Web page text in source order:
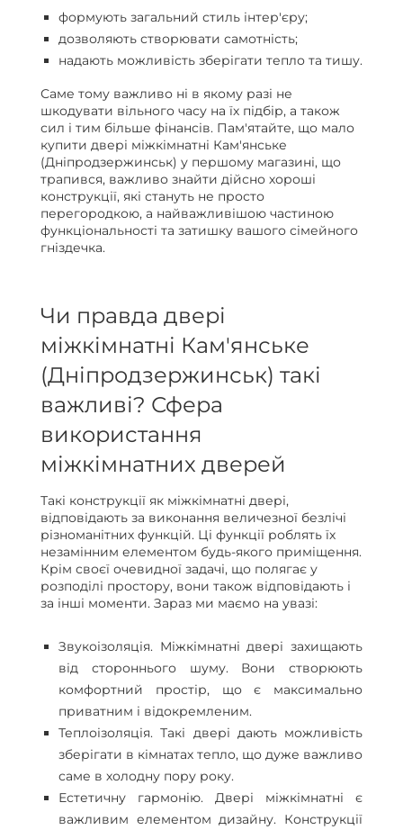
формують загальний стиль інтер'єру;
дозволяють створювати самотність;
надають можливість зберігати тепло та тишу.
Саме тому важливо ні в якому разі не
шкодувати вільного часу на їх підбір, а також
сил і тим більше фінансів. Пам'ятайте, що мало
купити двері міжкімнатні Кам'янське
(Дніпродзержинськ) у першому магазині, що
трапився, важливо знайти дійсно хороші
конструкції, які стануть не просто
перегородкою, а найважливішою частиною
функціональності та затишку вашого сімейного
гніздечка.
Чи правда двері
міжкімнатні Кам'янське
(Дніпродзержинськ) такі
важливі? Сфера
використання
міжкімнатних дверей
Такі конструкції як міжкімнатні двері,
відповідають за виконання величезної безлічі
різноманітних функцій. Ці функції роблять їх
незамінним елементом будь-якого приміщення.
Крім своєї очевидної задачі, що полягає у
розподілі простору, вони також відповідають і
за інші моменти. Зараз ми маємо на увазі:
Звукоізоляція. Міжкімнатні двері захищають
від стороннього шуму. Вони створюють
комфортний простір, що є максимально
приватним і відокремленим.
Теплоізоляція. Такі двері дають можливість
зберігати в кімнатах тепло, що дуже важливо
саме в холодну пору року.
Естетичну гармонію. Двері міжкімнатні є
важливим елементом дизайну. Конструкції